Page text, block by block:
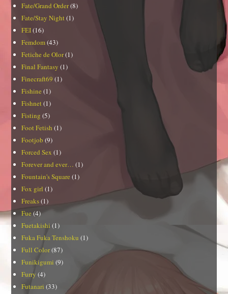
Fate/Grand Order(8)
Fate/Stay Night (1)
FEI(16)
Femdom (43)
Fetiche de Olor(1)
Final Fantasy (1)
Finecraft69 (1)
Fishine (1)
Fishnet (1)
Fisting (5)
Foot Fetish (1)
Footjob (9)
Forced Sex (1)
Forever and ever… (1)
Fountain's Square (1)
Fox girl (1)
Freaks(1)
Fue(4)
Fuetakishi (1)
Fuka Fuka Tenshoku (1)
Full Color(87)
Funikigumi (9)
Furry (4)
Futanari (33)